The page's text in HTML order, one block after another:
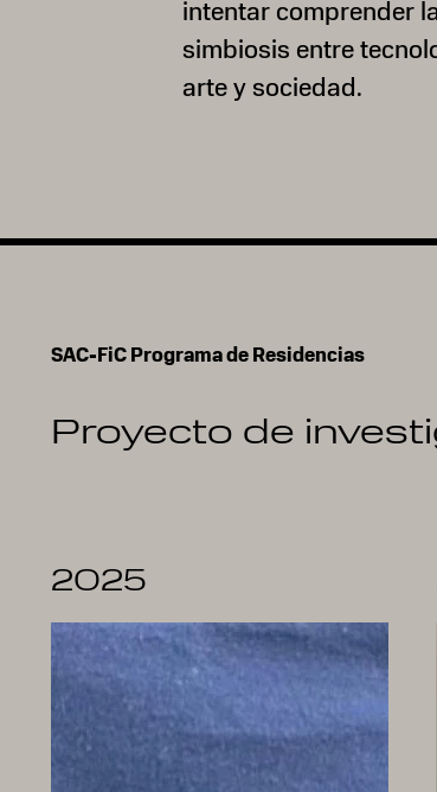
intentar comprender
simbiosis entre
arte y sociedad.
SAC-FiC Programa de Residencias
Proyecto de
2025